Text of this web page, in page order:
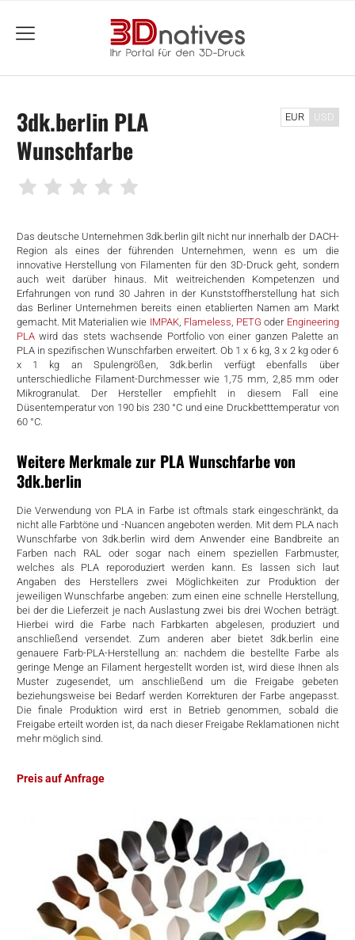
menu
3dk.berlin PLA
Wunschfarbe
Das deutsche Unternehmen 3dk.berlin gilt nicht nur innerhalb der DACH-
Region als eines der führenden Unternehmen, wenn es um die
innovative Herstellung von Filamenten für den 3D-Druck geht, sondern
auch weit darüber hinaus. Mit weitreichenden Kompetenzen und
Erfahrungen von rund 30 Jahren in der Kunststoffherstellung hat sich
das Berliner Unternehmen bereits einen etablierten Namen am Markt
gemacht. Mit Materialien wie IMPAK, Flameless, PETG oder Engineering
PLAwird das stets wachsende Portfolio von einer ganzen Palette an
PLA in spezifischen Wunschfarben erweitert. Ob 1 x 6 kg, 3 x 2 kg oder 6
x 1 kg an Spulengrößen, 3dk.berlin verfügt ebenfalls über
unterschiedliche Filament-Durchmesser wie 1,75 mm, 2,85 mm oder
Mikrogranulat. Der Hersteller empfiehlt in diesem Fall eine
Düsentemperatur von 190 bis 230 °C und eine Druckbetttemperatur von
60 °C.
Weitere Merkmale zur PLA Wunschfarbe von
3dk.berlin
Die Verwendung von PLA in Farbe ist oftmals stark eingeschränkt, da
nicht alle Farbtöne und -Nuancen angeboten werden. Mit dem PLA nach
Wunschfarbe von 3dk.berlin wird dem Anwender eine Bandbreite an
Farben nach RAL oder sogar nach einem speziellen Farbmuster,
welches als PLA reporoduziert werden kann. Es lassen sich laut
Angaben des Herstellers zwei Möglichkeiten zur Produktion der
jeweiligen Wunschfarbe angeben: zum einen eine schnelle Herstellung,
bei der die Lieferzeit je nach Auslastung zwei bis drei Wochen beträgt.
Hierbei wird die Farbe nach Farbkarten abgelesen, produziert und
anschließend versendet. Zum anderen aber bietet 3dk.berlin eine
genauere Farb-PLA-Herstellung an: nachdem die bestellte Farbe als
geringe Menge an Filament hergestellt worden ist, wird diese Ihnen als
Muster zugesendet, um anschließend um die Freigabe gebeten
beziehungsweise bei Bedarf werden Korrekturen der Farbe angepasst.
Die finale Produktion wird erst in Betrieb genommen, sobald die
Freigabe erteilt worden ist, da nach dieser Freigabe Reklamationen nicht
mehr möglich sind.
EUR USD
Preis auf Anfrage